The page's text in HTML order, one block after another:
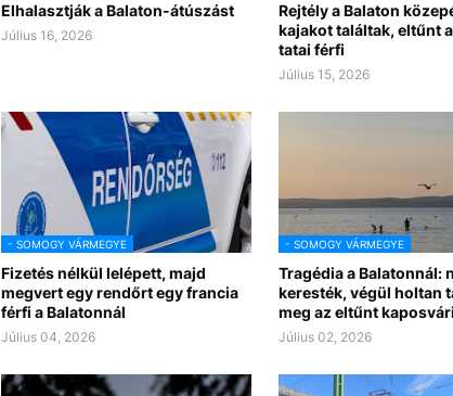
Elhalasztják a Balaton-átúszást
Július 16, 2026
Rejtély a Balaton
kajakot találtak, eltűnt
tatai férfi
Július 15, 2026
- SOMOGY VÁRMEGYE
Fizetés nélkül lelépett, majd
megvert egy rendőrt egy francia
férfi a Balatonnál
Július 04, 2026
- SOMOGY VÁRMEGYE
Tragédia a Balatonnál:
keresték, végül holtan
meg az eltűnt
Július 02, 2026